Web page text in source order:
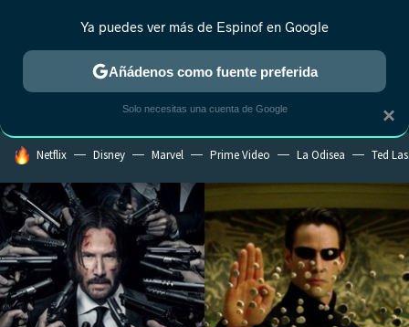
MENÚ NUEVO
ESTRENOS REALITY ANIME RANKINGS CINE
HOY SE HABLA DE
Netflix Disney Marvel Prime Video La Odisea Ted
×
Ya puedes ver más de Espinof en Google
Añádenos como fuente preferida
Solo necesitas una cuenta de Google